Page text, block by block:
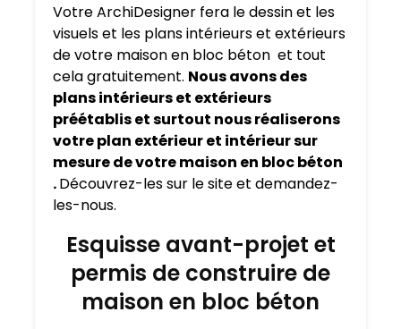
Votre ArchiDesigner fera le dessin et les
visuels et les plans intérieurs et extérieurs
de votre maison en bloc béton et tout
cela gratuitement. Nous avons des
plans intérieurs et extérieurs
préétablis et surtout nous réaliserons
votre plan extérieur et intérieur sur
mesure de votre maison en bloc béton
.Découvrez-les sur le site et demandez-
les-nous.
Esquisse avant-projet et
permis de construire de
maison en bloc béton